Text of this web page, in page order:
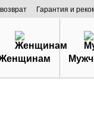
Гарантия и